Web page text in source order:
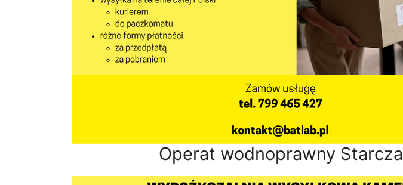
Operat wodnoprawny Starcza